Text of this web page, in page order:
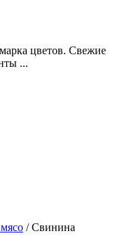
цветов. Свежие
...
/ Свинина